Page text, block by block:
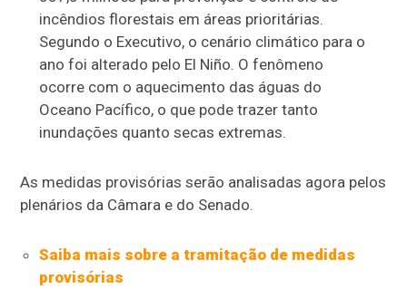
incêndios florestais em áreas prioritárias.
Segundo o Executivo, o cenário climático para o
ano foi alterado pelo El Niño. O fenômeno
ocorre com o aquecimento das águas do
Oceano Pacífico, o que pode trazer tanto
inundações quanto secas extremas.
As medidas provisórias serão analisadas agora pelos
plenários da Câmara e do Senado.
Saiba mais sobre a tramitação de medidas
provisórias